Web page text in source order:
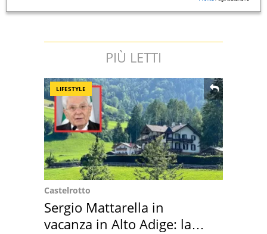
PIÙ LETTI
LIFESTYLE
Castelrotto
Sergio Mattarella in
vacanza in Alto Adige: la